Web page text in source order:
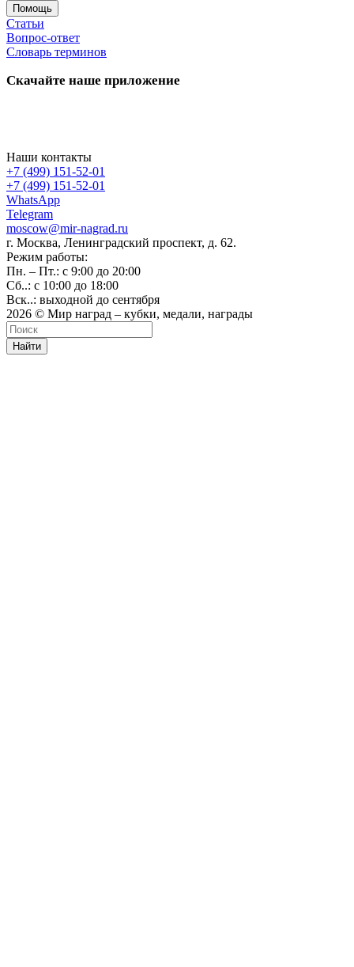
Помощь
Статьи
Вопрос-ответ
Словарь терминов
Скачайте наше приложение
Наши контакты
+7 (499) 151-52-01
+7 (499) 151-52-01
WhatsApp
Telegram
moscow@mir-nagrad.ru
г. Москва, Ленинградский проспект, д. 62.
Режим работы:
Пн. – Пт.: с 9:00 до 20:00
Сб..: с 10:00 до 18:00
Вск..: выходной до сентября
2026 © Мир наград – кубки, медали, награды
Найти